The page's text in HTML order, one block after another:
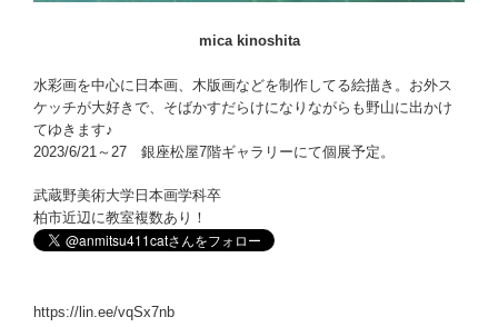
mica kinoshita
水彩画を中心に日本画、木版画などを制作してる絵描き。お外ス
ケッチが大好きで、そばかすだらけになりながらも野山に出かけ
てゆきます♪
2023/6/21～27 銀座松屋7階ギャラリーにて個展予定。
武蔵野美術大学日本画学科卒
柏市近辺に教室複数あり！
https://lin.ee/vqSx7nb